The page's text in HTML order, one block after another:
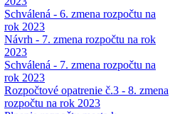
Schválená - 6. zmena rozpočtu na
rok 2023
Návrh - 7. zmena rozpočtu na rok
2023
Schválená - 7. zmena rozpočtu na
rok 2023
Rozpočtové opatrenie č.3 - 8. zmena
rozpočtu na rok 2023